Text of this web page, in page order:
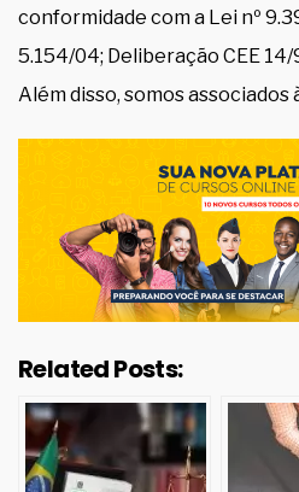
conformidade com a Lei nº
5.154/04; Deliberação CEE 14/
Além disso, somos associados
Related Posts: